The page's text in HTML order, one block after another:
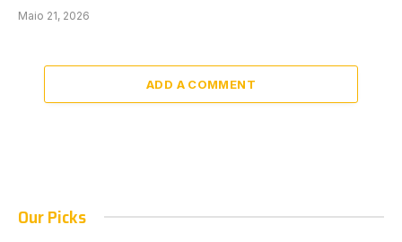
Maio 21, 2026
ADD A COMMENT
Our Picks